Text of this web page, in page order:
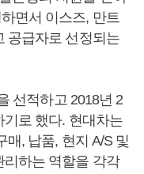
면서 이스즈, 만트
공급자로 선정되는
선적하고 2018년 2
로 했다. 현대차는
매, 납품, 현지 A/S 및
리하는 역할을 각각